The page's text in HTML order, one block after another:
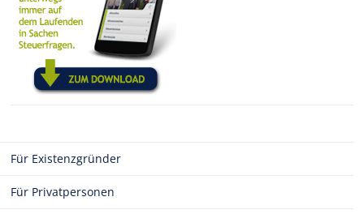
Für Existenzgründer
Für Privatpersonen